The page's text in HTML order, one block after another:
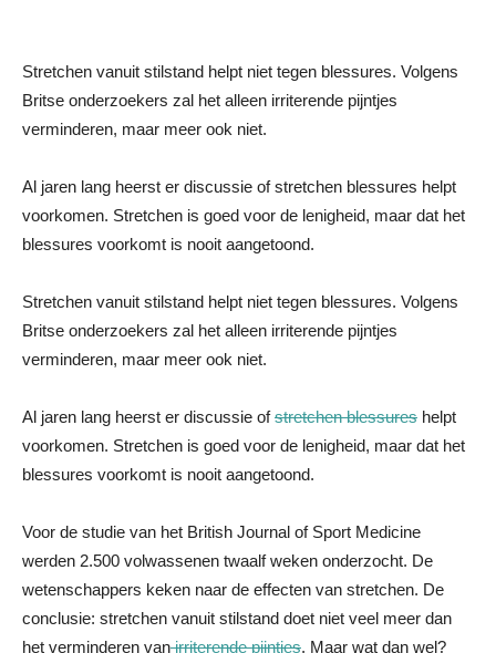
Stretchen vanuit stilstand helpt niet tegen blessures. Volgens
Britse onderzoekers zal het alleen irriterende pijntjes
verminderen, maar meer ook niet.
Al jaren lang heerst er discussie of stretchen blessures helpt
voorkomen. Stretchen is goed voor de lenigheid, maar dat het
blessures voorkomt is nooit aangetoond.
Stretchen vanuit stilstand helpt niet tegen blessures. Volgens
Britse onderzoekers zal het alleen irriterende pijntjes
verminderen, maar meer ook niet.
Al jaren lang heerst er discussie ofstretchen blessures helpt
voorkomen. Stretchen is goed voor de lenigheid, maar dat het
blessures voorkomt is nooit aangetoond.
Voor de studie van het British Journal of Sport Medicine
werden 2.500 volwassenen twaalf weken onderzocht. De
wetenschappers keken naar de effecten van stretchen. De
conclusie: stretchen vanuit stilstand doet niet veel meer dan
het verminderen vanirriterende pijntjes. Maar wat dan wel?